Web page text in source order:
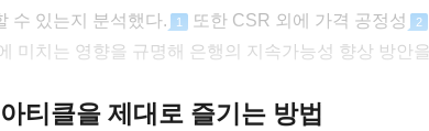
수 있는지 분석했다.
1 또한 CSR 외에 가격 공정성 2
미치는 영향을 규명해 은행의 지속가능성 향상 방안을
티클을 제대로 즐기는 방법